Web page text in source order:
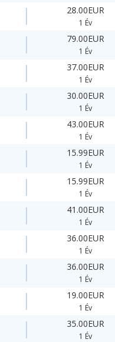
28.00EUR
1 Év
79.00EUR
1 Év
37.00EUR
1 Év
30.00EUR
1 Év
43.00EUR
1 Év
15.99EUR
1 Év
15.99EUR
1 Év
41.00EUR
1 Év
36.00EUR
1 Év
36.00EUR
1 Év
19.00EUR
1 Év
35.00EUR
1 Év